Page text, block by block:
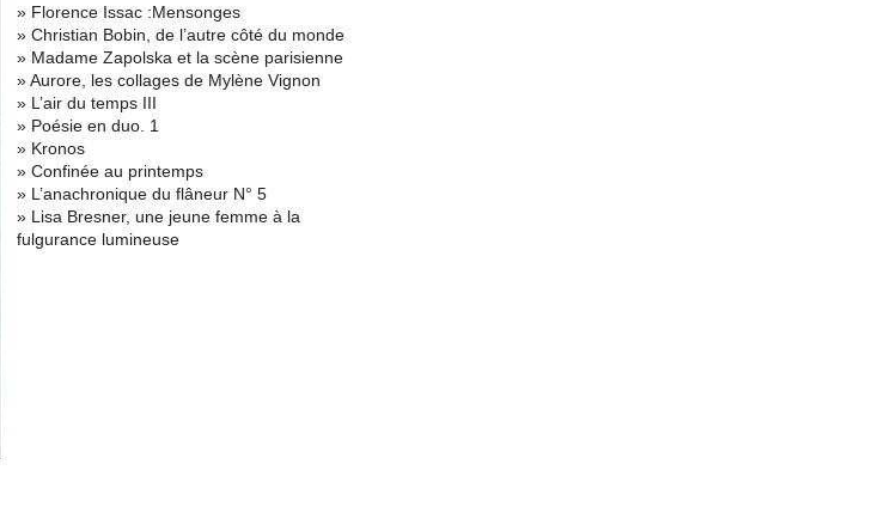
» Florence Issac :Mensonges
» Christian Bobin, de l’autre côté du monde
» Madame Zapolska et la scène parisienne
» Aurore, les collages de Mylène Vignon
» L’air du temps III
» Poésie en duo. 1
» Kronos
» Confinée au printemps
» L’anachronique du flâneur N° 5
» Lisa Bresner, une jeune femme à la
fulgurance lumineuse